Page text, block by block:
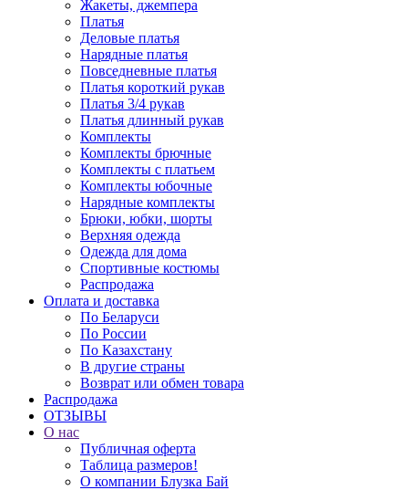
Жакеты, джемпера
Платья
Деловые платья
Нарядные платья
Повседневные платья
Платья короткий рукав
Платья 3/4 рукав
Платья длинный рукав
Комплекты
Комплекты брючные
Комплекты с платьем
Комплекты юбочные
Нарядные комплекты
Брюки, юбки, шорты
Верхняя одежда
Одежда для дома
Спортивные костюмы
Распродажа
Оплата и доставка
По Беларуси
По России
По Казахстану
В другие страны
Возврат или обмен товара
Распродажа
ОТЗЫВЫ
О нас
Публичная оферта
Таблица размеров!
О компании Блузка Бай